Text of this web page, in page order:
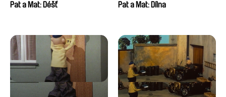
Pat a Mat: Déšť
Pat a Mat: Dílna